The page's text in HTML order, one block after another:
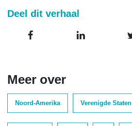
Deel dit verhaal
Meer over
Noord-Amerika Verenigde Staten